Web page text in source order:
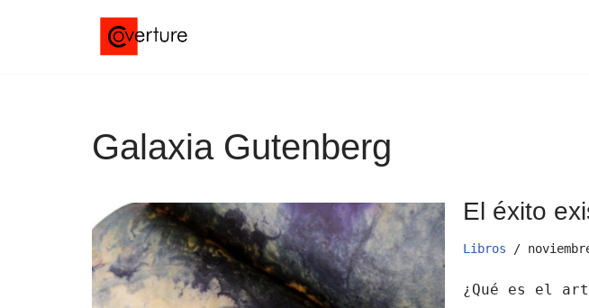
Galaxia Gutenberg
El éxito
Libros
¿Qué es el